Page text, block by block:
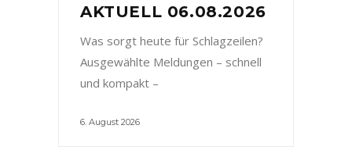
AKTUELL 06.08.2026
Was sorgt heute für Schlagzeilen?
Ausgewählte Meldungen – schnell
und kompakt –
6. August 2026